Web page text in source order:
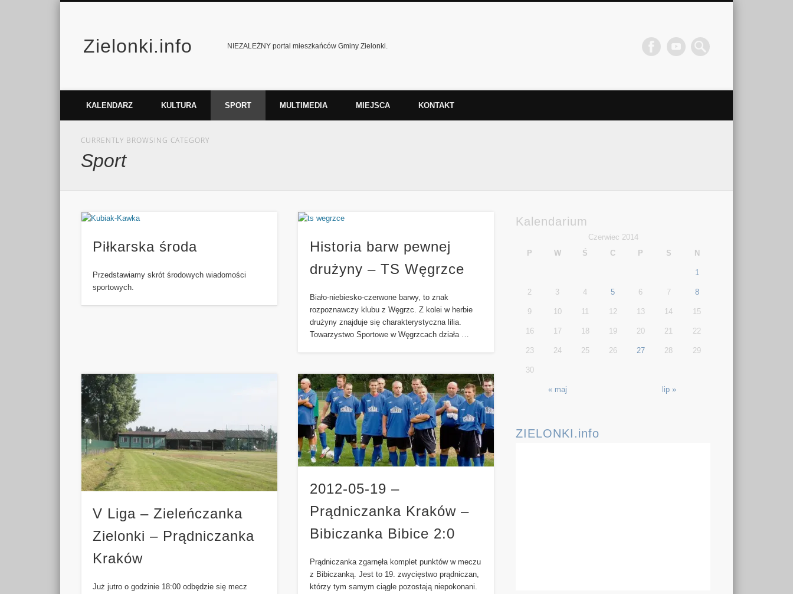
Zielonki.info NIEZALEŻNY portal mieszkańców Gminy Zielonki.
FacebookVimeo
KALENDARZ KULTURA SPORT MULTIMEDIA MIEJSCA KONTAKT
CURRENTLY BROWSING CATEGORY
Sport
Piłkarska środa
Przedstawiamy skrót środowych wiadomości
sportowych.
Historia barw pewnej
drużyny – TS Węgrzce
Biało-niebiesko-czerwone barwy, to znak
rozpoznawczy klubu z Węgrzc. Z kolei w herbie
drużyny znajduje się charakterystyczna lilia.
Towarzystwo Sportowe w Węgrzcach działa …
V Liga – Zieleńczanka
Zielonki – Prądniczanka
Kraków
Już jutro o godzinie 18:00 odbędzie się mecz
2012-05-19 –
Prądniczanka Kraków –
Bibiczanka Bibice 2:0
Prądniczanka zgarnęła komplet punktów w meczu
z Bibiczanką. Jest to 19. zwycięstwo prądniczan,
którzy tym samym ciągle pozostają niepokonani.
Kalendarium
Czerwiec 2014
P
W Ś C P S N
« maj lip »
1
2 3 4 5 6 7 8
9 10 11 12 13 14 15
16 17 18 19 20 21 22
23 24 25 26 27 28 29
30
ZIELONKI.info